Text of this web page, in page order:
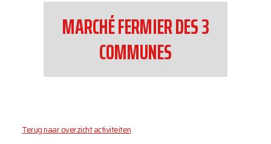
MARCHÉ FERMIER DES 3
COMMUNES
Terug naar overzicht activiteiten